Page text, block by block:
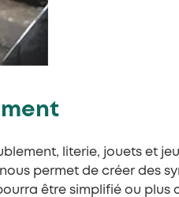
literie, jouets et
permet de créer des
être simplifié ou plus